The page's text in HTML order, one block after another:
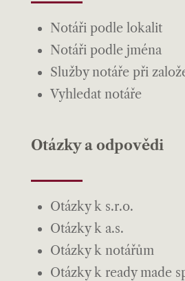
Notáři podle lokalit
Notáři podle jména
Služby notáře při
Vyhledat notáře
Otázky a odpovědi
Otázky k s.r.o.
Otázky k a.s.
Otázky k notářům
Otázky k ready made